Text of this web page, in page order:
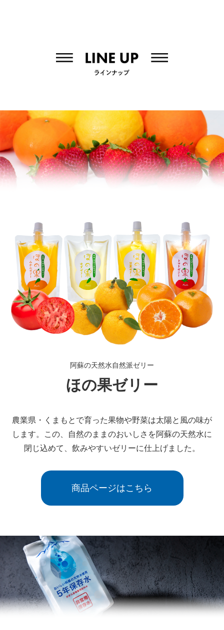
阿蘇の天然水自然派ゼリー
ほの果ゼリー
農業県・くまもとで育った果物や野菜は太陽と風の味が
します。
この、自然のままのおいしさを阿蘇の天然水に
閉じ込めて、 飲みやすいゼリーに仕上げました。
商品ページはこちら